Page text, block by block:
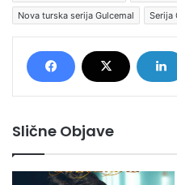
Nova turska serija Gulcemal
Serija
Slične Objave